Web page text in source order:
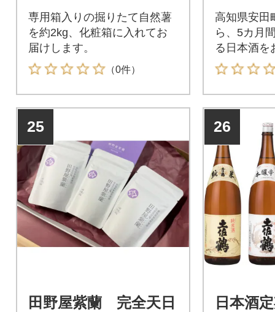
専用箱入りの掘りたて自然薯
を約2kg、化粧箱に入れてお
届けします。
（0件）
高知県安田
ら、5カ月
る日本酒を
す。
25
田野屋紫蘭 完全天日
26
日本酒